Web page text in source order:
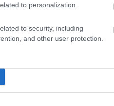
to personalization.
to security, including
and other user protection.
- Από σήμερα οι
Αστυνομία: Νέα